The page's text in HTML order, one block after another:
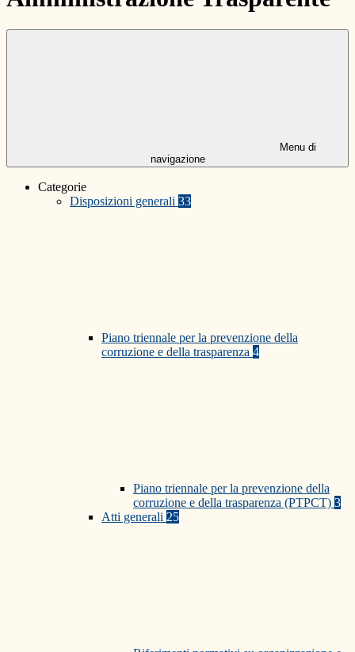
Menu di
navigazione
Categorie
Disposizioni generali 33
Piano triennale per la prevenzione della
corruzione e della trasparenza 4
Piano triennale per la prevenzione della
corruzione e della trasparenza (PTPCT) 3
Atti generali 25